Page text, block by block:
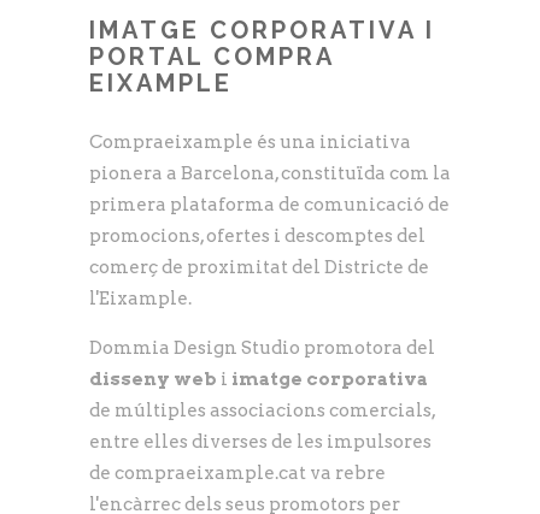
IMATGE CORPORATIVA I
PORTAL COMPRA
EIXAMPLE
Compraeixample és una iniciativa
pionera a Barcelona, constituïda com la
primera plataforma de comunicació de
promocions, ofertes i descomptes del
comerç de proximitat del Districte de
l'Eixample.
Dommia Design Studio promotora del
disseny web i imatge corporativa
de múltiples associacions comercials,
entre elles diverses de les impulsores
de compraeixample.cat va rebre
l'encàrrec dels seus promotors per